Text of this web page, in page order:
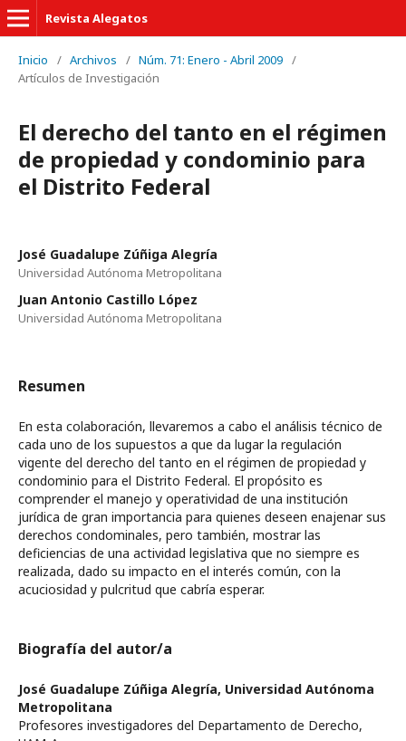
Revista Alegatos
Inicio / Archivos / Núm. 71: Enero - Abril 2009 /
Artículos de Investigación
El derecho del tanto en el régimen
de propiedad y condominio para
el Distrito Federal
José Guadalupe Zúñiga Alegría
Universidad Autónoma Metropolitana
Juan Antonio Castillo López
Universidad Autónoma Metropolitana
Resumen
En esta colaboración, llevaremos a cabo el análisis técnico de
cada uno de los supuestos a que da lugar la regulación
vigente del derecho del tanto en el régimen de propiedad y
condominio para el Distrito Federal. El propósito es
comprender el manejo y operatividad de una institución
jurídica de gran importancia para quienes deseen enajenar sus
derechos condominales, pero también, mostrar las
deficiencias de una actividad legislativa que no siempre es
realizada, dado su impacto en el interés común, con la
acuciosidad y pulcritud que cabría esperar.
Biografía del autor/a
José Guadalupe Zúñiga Alegría, Universidad Autónoma
Metropolitana
Profesores investigadores del Departamento de Derecho,